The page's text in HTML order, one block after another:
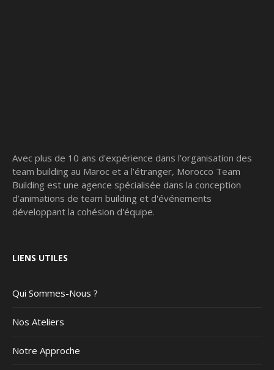
Avec plus de 10 ans d'expérience dans l’organisation des
team building au Maroc et a l’étranger, Morocco Team
Building est une agence spécialisée dans la conception
d’animations de team building et d'événements
développant la cohésion d'équipe.
LIENS UTILES
Qui Sommes-Nous ?
Nos Ateliers
Notre Approche